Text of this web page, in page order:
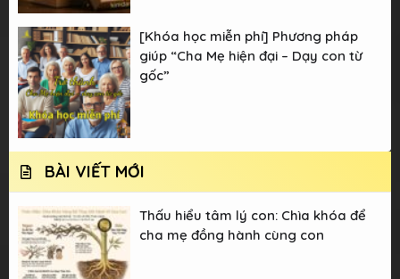
[Khóa học miễn phí] Phương pháp
giúp “Cha Mẹ hiện đại – Dạy con từ
gốc”
BÀI VIẾT MỚI
Thấu hiểu tâm lý con: Chìa khóa để
cha mẹ đồng hành cùng con